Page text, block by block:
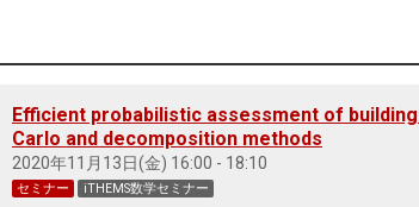
Efficient probabilistic assessment of
Carlo and decomposition methods
2020年11月13日(金) 16:00 - 18:10
セミナー iTHEMS数学セミナー